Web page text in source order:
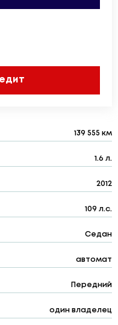
139 555 км
1.6 л.
2012
109 л.с.
Седан
автомат
Передний
один владелец